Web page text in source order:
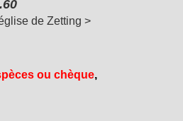
de Zetting >
ou chèque,